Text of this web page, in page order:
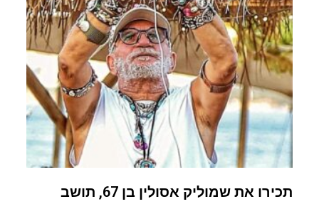
תכירו את שמוליק אסולין בן 67, תושב